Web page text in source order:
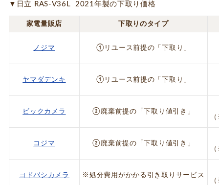
▼ 日立 RAS-V36L 2021年製の下取り価格
家電量販店 下取りのタイプ
ノジマ ①リユース前提の「下取り」
ヤマダデンキ ①リユース前提の「下取り」
ビックカメラ ②廃棄前提の「下取り値引き」
コジマ ②廃棄前提の「下取り値引き」
ヨドバシカメラ ※処分費用がかかる引き取りサービス